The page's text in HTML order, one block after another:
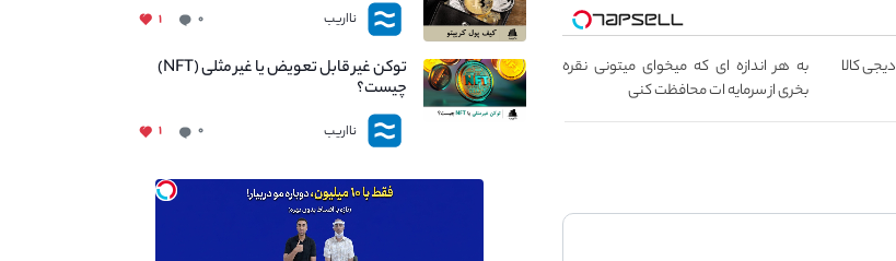
کالا
به هر اندازه ای که میخوای میتونی نقره
بخری از سرمایه ات محافظت کنی
نااریب ۰ ۱
توکن غیر قابل تعویض یا غیر مثلی (NFT)
چیست؟
نااریب ۰ ۱